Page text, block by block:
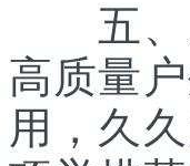
五、户
高质量
用，久